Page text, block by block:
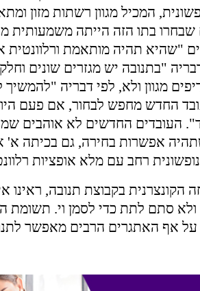
המכיל מגוון רשתות מזון
בתו הזה הייתה משמעותית
"שהיא תהיה מותאמת ורלוונטית
"בתנובה יש מגזרים שונים
מגוון ולא, לפי דבריה
החדש מחפש לבחור, אם פעם היו
העובדים החדשים לא אוהבים
אפשרות בחירה, גם בכיתה א'
רחב עם מלא אופציות
הקונצרנית בקבוצת תנובה,
ולא סתם לתת כדי לסמן וי.
אף האתגרים הרבים מאפשר